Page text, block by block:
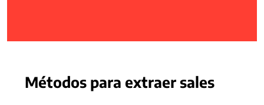
Métodos para extraer sales